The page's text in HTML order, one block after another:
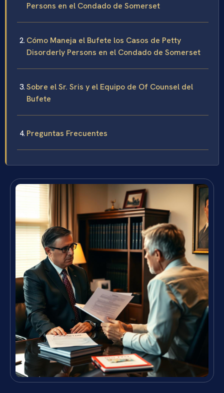
Persons en el Condado de Somerset
Cómo Maneja el Bufete los Casos de Petty
Disorderly Persons en el Condado de Somerset
Sobre el Sr. Sris y el Equipo de Of Counsel del
Bufete
Preguntas Frecuentes